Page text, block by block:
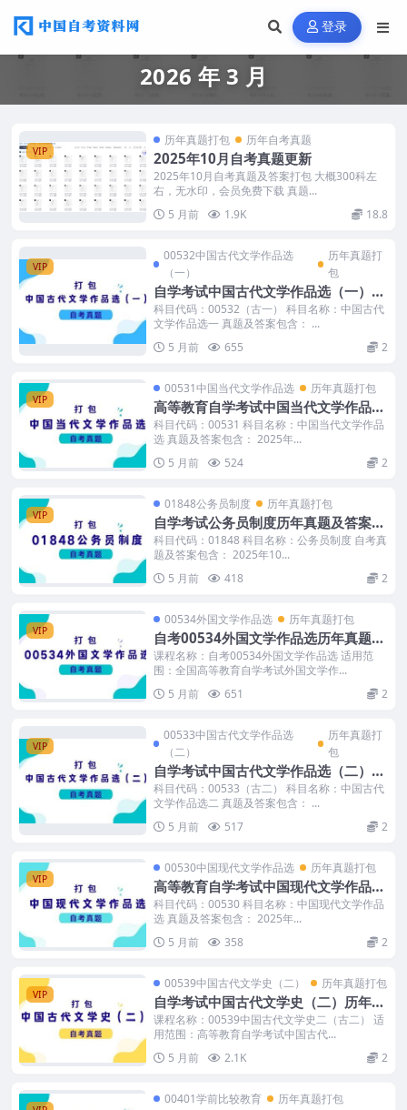
登录
2026 年 3 月
VIP
历年真题打包 历年自考真题
2025年10月自考真题更新
2025年10月自考真题及答案打包 大概300科左
右，无水印，会员免费下载 真题...
5 月前
1.9K 18.8
VIP
00532中国古代文学作品选
（一）
历年真题打
包
自学考试中国古代文学作品选（一）历
年真题及答案
科目代码：00532（古一） 科目名称：中国古代
文学作品选一 真题及答案包含： ...
5 月前
655 2
VIP
00531中国当代文学作品选 历年真题打包
高等教育自学考试中国当代文学作品选
历年真题及答案
科目代码：00531 科目名称：中国当代文学作品
选 真题及答案包含： 2025年...
5 月前
524 2
VIP
01848公务员制度 历年真题打包
自学考试公务员制度历年真题及答案打
包
科目代码：01848 科目名称：公务员制度 自考真
题及答案包含： 2025年10...
5 月前
418 2
VIP
00534外国文学作品选 历年真题打包
自考00534外国文学作品选历年真题及
答案
课程名称：自考00534外国文学作品选 适用范
围：全国高等教育自学考试外国文学作...
5 月前
651 2
VIP
00533中国古代文学作品选
（二）
历年真题打
包
自学考试中国古代文学作品选（二）历
年真题及答案
科目代码：00533（古二） 科目名称：中国古代
文学作品选二 真题及答案包含： ...
5 月前
517 2
VIP
00530中国现代文学作品选 历年真题打包
高等教育自学考试中国现代文学作品选
历年真题及答案
科目代码：00530 科目名称：中国现代文学作品
选 真题及答案包含： 2025年...
5 月前
358 2
VIP
00539中国古代文学史（二） 历年真题打包
自学考试中国古代文学史（二）历年自
考真题含答案
课程名称：00539中国古代文学史二（古二） 适
用范围：高等教育自学考试中国古代...
5 月前
2.1K 2
00401学前比较教育 历年真题打包